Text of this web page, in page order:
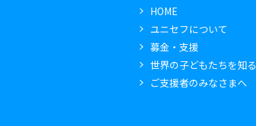
HOME
ユニセフについて
募金・支援
世界の子どもたちを知る
ご支援者のみなさまへ